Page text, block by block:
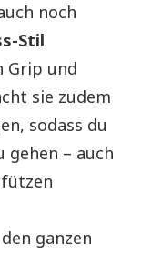
noch
Stil
Grip und
sie zudem
sodass du
gehen – auch
ganzen